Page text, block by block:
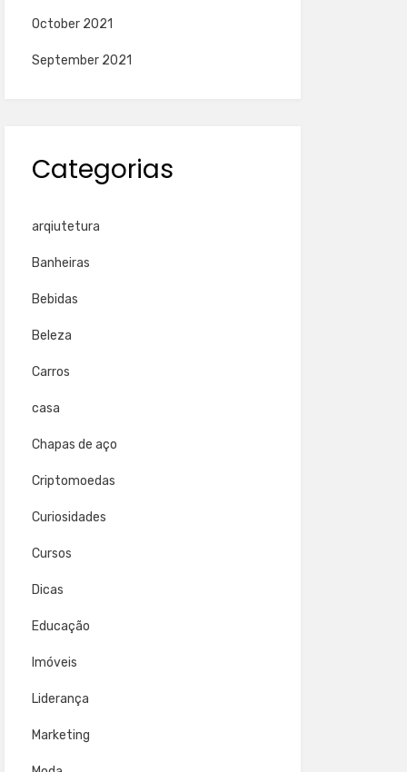
October 2021
September 2021
Categorias
arqiutetura
Banheiras
Bebidas
Beleza
Carros
casa
Chapas de aço
Criptomoedas
Curiosidades
Cursos
Dicas
Educação
Imóveis
Liderança
Marketing